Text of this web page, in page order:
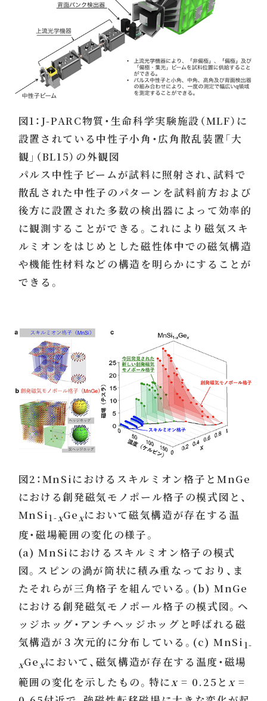
図1：J-PARC物質・生命科学実験施設（MLF）に
設置されている中性子小角・広角散乱装置「大
観」（BL15）の外観図
パルス中性子ビームが試料に照射され、試料で
散乱された中性子のパターンを試料前方および
後方に設置された多数の検出器によって効率的
に観測することができる。これにより磁気スキ
ルミオンをはじめとした磁性体中での磁気構造
や機能性材料などの構造を明らかにすることが
できる。
図2：MnSiにおけるスキルミオン格子とMnGe
における創発磁気モノポール格子の模式図と、
MnSi1-xGexにおいて磁気構造が存在する温
度・磁場範囲の変化の様子。
(a) MnSiにおけるスキルミオン格子の模式
図。スピンの渦が筒状に積み重なっており、ま
たそれらが三角格子を組んでいる。(b) MnGe
における創発磁気モノポール格子の模式図。ヘ
ッジホッグ・アンチヘッジホッグと呼ばれる磁
気構造が３次元的に分布している。(c) MnSi 1-
xGexにおいて、磁気構造が存在する温度・磁場
範囲の変化を示したもの。特に x= 0.25と x=